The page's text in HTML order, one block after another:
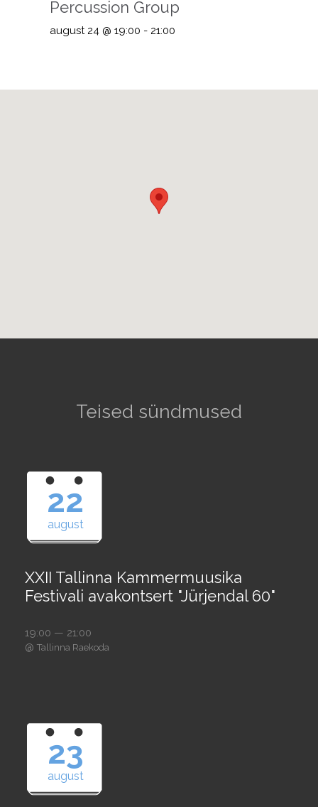
Percussion Group
august 24 @ 19:00 - 21:00
Teised sündmused
22
august
XXII Tallinna Kammermuusika
Festivali avakontsert "Jürjendal 60"
19:00 — 21:00
@ Tallinna Raekoda
23
august